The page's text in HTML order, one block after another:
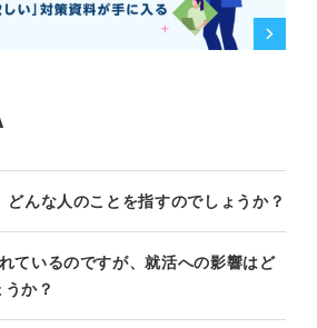
どんな人のことを指すのでしょうか？
ているのですが、就活への影響はど
か？